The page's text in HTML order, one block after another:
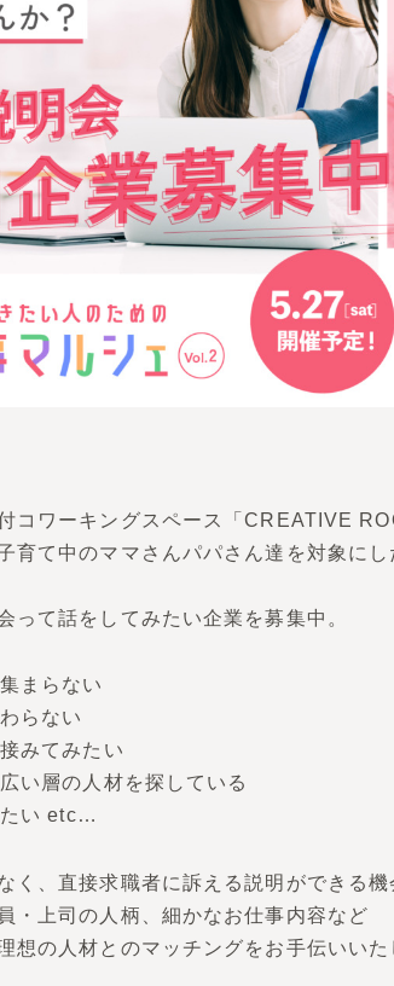
コワーキングスペース「CREATIVE
育て中のママさんパパさん達を対象に
って話をしてみたい企業を募集中。
まらない
らない
みてみたい
い層の人材を探している
たい etc…
く、直接求職者に訴える説明ができる
・上司の人柄、細かなお仕事内容など
想の人材とのマッチングをお手伝いい